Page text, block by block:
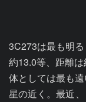
3C273は最も明
約13.0等、距離
体としては最も
星の近く。最近